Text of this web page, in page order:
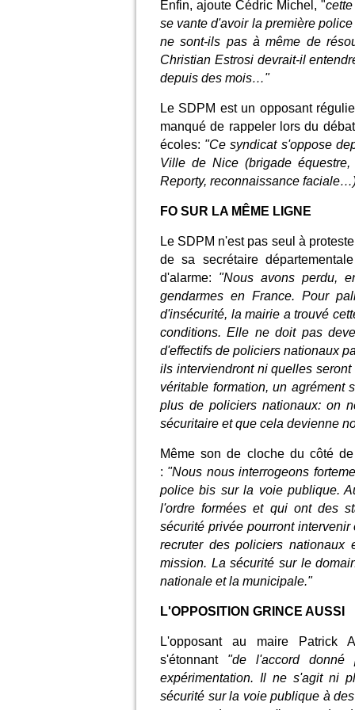
Enfin, ajoute Cédric Michel, "
se vante d'avoir la première
ne sont-ils pas à même de
Christian Estrosi devrait-il
depuis des mois…"
Le SDPM est un opposant
manqué de rappeler lors du
écoles: "Ce syndicat s'oppose
Ville de Nice (brigade
Reporty, reconnaissance
FO SUR LA MÊME LIGNE
Le SDPM n'est pas seul à
de sa secrétaire
d'alarme: "Nous avons perdu,
gendarmes en France. Pour
d'insécurité, la mairie a trouvé
conditions. Elle ne doit pas
d'effectifs de policiers nationaux
ils interviendront ni quelles
véritable formation, un agrément
plus de policiers nationaux: on
sécuritaire et que cela devienne
Même son de cloche du côté
: "Nous nous interrogeons
police bis sur la voie publique.
l'ordre formées et qui ont des
sécurité privée pourront
recruter des policiers
mission. La sécurité sur le
nationale et la municipale."
L'OPPOSITION GRINCE AUSSI
L'opposant au maire Patrick
s'étonnant "de l'accord donné
expérimentation. Il ne s'agit ni
sécurité sur la voie publique à